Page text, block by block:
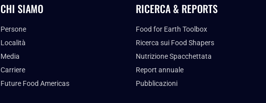
CHI SIAMO
Persone
Località
Media
Carriere
Future Food Americas
RICERCA & REPORTS
Food for Earth Toolbox
Ricerca sui Food Shapers
Nutrizione Spacchettata
Report annuale
Pubblicazioni